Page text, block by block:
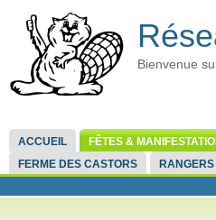
Bienvenue
ACCUEIL FÊTES &
FERME DES CASTORS
RANGERS